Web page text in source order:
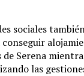
sociales
Serena
las